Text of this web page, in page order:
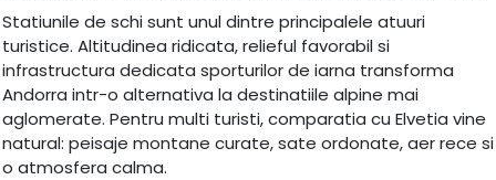
Statiunile de schi sunt unul dintre principalele atuuri
turistice. Altitudinea ridicata, relieful favorabil si
infrastructura dedicata sporturilor de iarna transforma
Andorra intr-o alternativa la destinatiile alpine mai
aglomerate. Pentru multi turisti, comparatia cu Elvetia vine
natural: peisaje montane curate, sate ordonate, aer rece si
o atmosfera calma.